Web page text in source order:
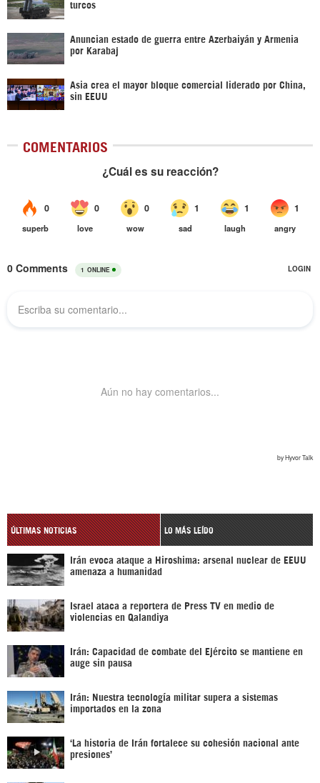
turcos
Anuncian estado de guerra entre Azerbaiyán y Armenia
por Karabaj
Asia crea el mayor bloque comercial liderado por China,
sin EEUU
COMENTARIOS
ÚLTIMAS NOTICIAS LO MÁS LEÍDO
Irán evoca ataque a Hiroshima: arsenal nuclear de EEUU
amenaza a humanidad
Israel ataca a reportera de Press TV en medio de
violencias en Qalandiya
Irán: Capacidad de combate del Ejército se mantiene en
auge sin pausa
Irán: Nuestra tecnología militar supera a sistemas
importados en la zona
‘La historia de Irán fortalece su cohesión nacional ante
presiones’